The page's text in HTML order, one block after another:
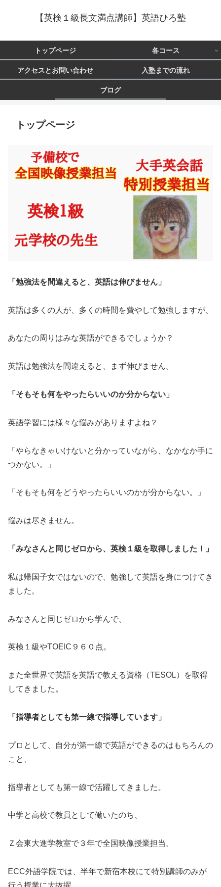
【英検１級長文満点講師】英語ひろ塾
トップページ 各コース
アクセスとお問い合わせ 入塾までの流れ
ブログ
トップページ
「勉強法を間違えると、英語は伸びません」
英語は多くの人が、多くの時間を費やして勉強しますが、
あなたの周りはみな英語ができるでしょうか？
英語は勉強法を間違えると、まず伸びません。
「そもそも何をやったらいいのか分からない」
英語学習には様々な悩みがありますよね？
「やらなきゃいけないと分かっていながら、なかなか手に
つかない。」
「そもそも何をどうやったらいいのかが分からない。」
悩みは尽きません。
「みなさんと同じゼロから、英検１級を取得しました！」
私は帰国子女ではないので、勉強して英語を身につけてき
ました。
みなさんと同じゼロから学んで、
英検１級やTOEIC９６０点。
また全世界で英語を英語で教える資格（TESOL）を取得
してきました。
「指導者としても第一線で指導しています」
プロとして、自分が第一線で英語ができるのはもちろんの
こと、
指導者としても第一線で活躍してきました。
中学と高校で教員として働いたのち、
Ｚ会東大進学教室で３年で全国映像授業担当。
ECC外語学院では、半年で新宿本校にて特別講師のみが
行う授業に大抜擢。